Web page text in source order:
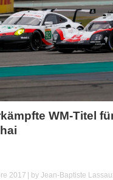
WM-Titel
2017 | by Jean-Baptiste